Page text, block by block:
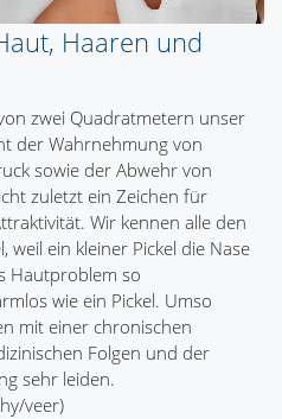
Haaren und
zwei Quadratmetern unser
der Wahrnehmung von
sowie der Abwehr von
zuletzt ein Zeichen für
Wir kennen alle den
weil ein kleiner Pickel die Nase
Hautproblem so
wie ein Pickel. Umso
mit einer chronischen
Folgen und der
sehr leiden.
veer)